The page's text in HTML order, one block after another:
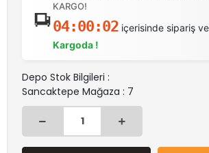
KARGO!
04:00:02içerisinde sipariş
Kargoda !
Depo Stok Bilgileri :
Sancaktepe Mağaza : 7